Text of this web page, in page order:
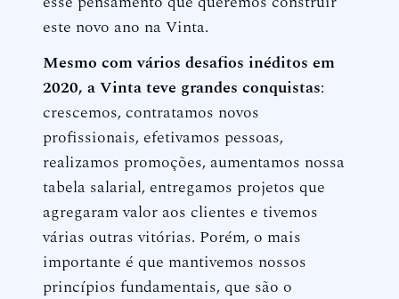
este novo ano na Vinta.
Mesmo com vários desafios inéditos em
2020, a Vinta teve grandes conquistas:
crescemos, contratamos novos
profissionais, efetivamos pessoas,
realizamos promoções, aumentamos nossa
tabela salarial, entregamos projetos que
agregaram valor aos clientes e tivemos
várias outras vitórias. Porém, o mais
importante é que mantivemos nossos
princípios fundamentais, que são o